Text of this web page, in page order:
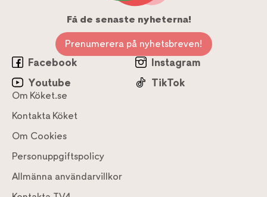
Få de senaste nyheterna!
Prenumerera på nyhetsbreven!
Facebook
Instagram
Youtube
TikTok
Om Köket.se
Kontakta Köket
Om Cookies
Personuppgiftspolicy
Allmänna användarvillkor